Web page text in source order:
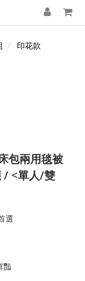
印花款
包兩用毯被
/ <單人/雙
選
豔